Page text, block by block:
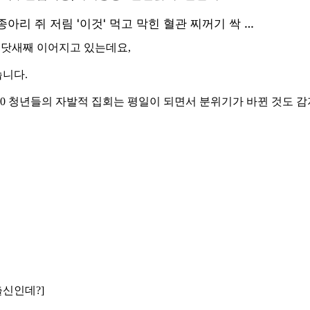
새째 이어지고 있는데요,
다.
년들의 자발적 집회는 평일이 되면서 분위기가 바뀐 것도 감
인데?]